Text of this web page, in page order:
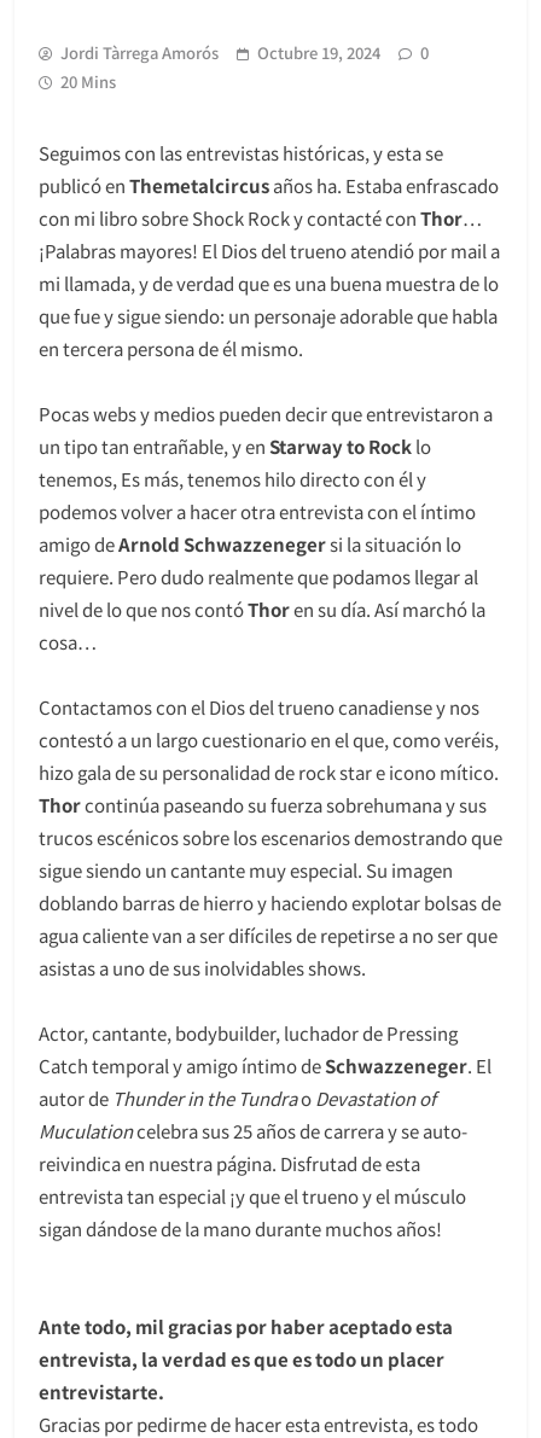
Jordi Tàrrega Amorós Octubre 19, 2024
0
20 Mins
Seguimos con las entrevistas históricas, y esta se
publicó enThemetalcircusaños ha. Estaba enfrascado
con mi libro sobre Shock Rock y contacté conThor…
¡Palabras mayores! El Dios del trueno atendió por mail a
mi llamada, y de verdad que es una buena muestra de lo
que fue y sigue siendo: un personaje adorable que habla
en tercera persona de él mismo.
Pocas webs y medios pueden decir que entrevistaron a
un tipo tan entrañable, y enStarway to Rocklo
tenemos, Es más, tenemos hilo directo con él y
podemos volver a hacer otra entrevista con el íntimo
amigo deArnoldSchwazzenegersi la situación lo
requiere. Pero dudo realmente que podamos llegar al
nivel de lo que nos contóThoren su día. Así marchó la
cosa…
Contactamos con el Dios del trueno canadiense y nos
contestó a un largo cuestionario en el que, como veréis,
hizo gala de su personalidad de rock star e icono mítico.
Thorcontinúa paseando su fuerza sobrehumana y sus
trucos escénicos sobre los escenarios demostrando que
sigue siendo un cantante muy especial. Su imagen
doblando barras de hierro y haciendo explotar bolsas de
agua caliente van a ser difíciles de repetirse a no ser que
asistas a uno de sus inolvidables shows.
Actor, cantante, bodybuilder, luchador de Pressing
Catch temporal y amigo íntimo deSchwazzeneger. El
autor de Thunder in the Tundrao Devastation of
Muculationcelebra sus 25 años de carrera y se auto-
reivindica en nuestra página. Disfrutad de esta
entrevista tan especial ¡y que el trueno y el músculo
sigan dándose de la mano durante muchos años!
Ante todo, mil gracias por haber aceptado esta
entrevista, la verdad es que es todo un placer
entrevistarte.
Gracias por pedirme de hacer esta entrevista, es todo